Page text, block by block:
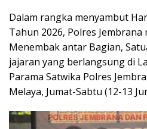
Dalam rangka menyambut
Tahun 2026, Polres
Menembak antar Bagian,
jajaran yang berlangsung di
Parama Satwika Polres
Melaya, Jumat-Sabtu (12-13